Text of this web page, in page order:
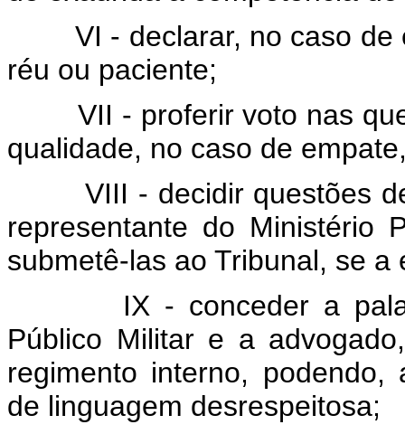
VI - declarar, no caso
réu ou paciente;
VII - proferir voto nas
qualidade, no caso de
VIII - decidir questões
representante do Ministério
submetê-las ao Tribunal, se a
IX - conceder a
Público Militar e a
regimento interno,
de linguagem desrespeitosa;